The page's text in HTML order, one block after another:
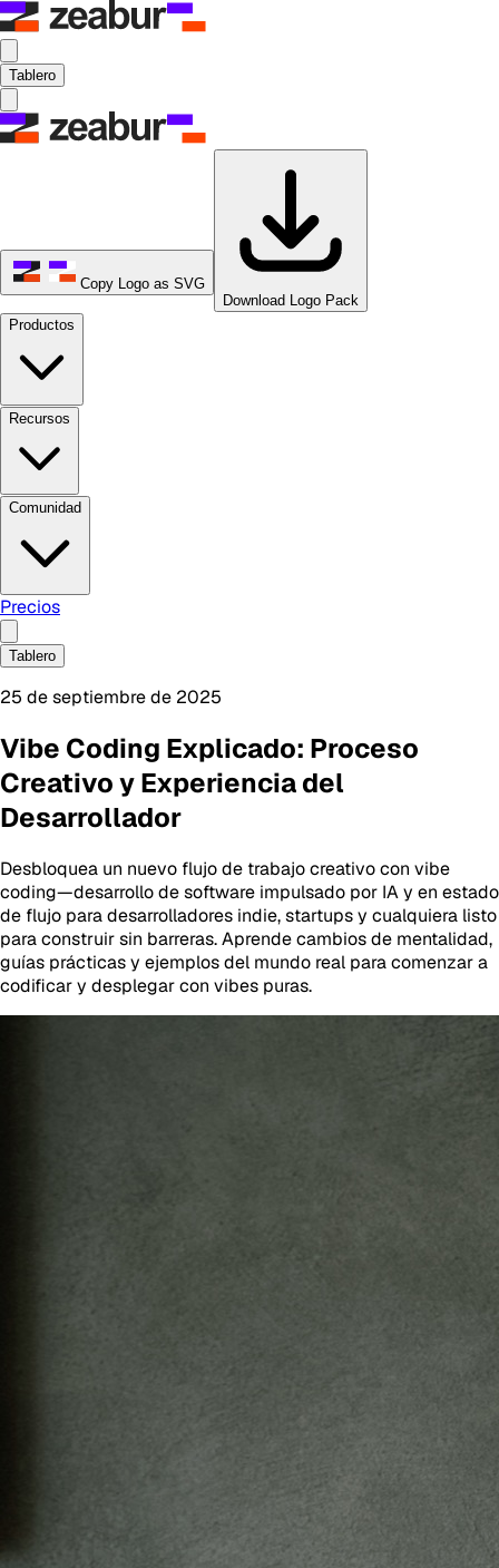
Tablero
Copy Logo as SVG
Download Logo Pack
Productos
Recursos
Comunidad
Precios
Tablero
25 de septiembre de 2025
Vibe Coding Explicado: Proceso
Creativo y Experiencia del
Desarrollador
Desbloquea un nuevo flujo de trabajo creativo con vibe
coding—desarrollo de software impulsado por IA y en estado
de flujo para desarrolladores indie, startups y cualquiera listo
para construir sin barreras. Aprende cambios de mentalidad,
guías prácticas y ejemplos del mundo real para comenzar a
codificar y desplegar con vibes puras.